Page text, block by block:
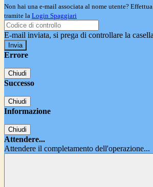
Non hai una e-mail associata al nome utente?
tramite la Login Spaggiari
E-mail inviata, si prega di controllare la
Errore
Chiudi
Successo
Chiudi
Informazione
Chiudi
Attendere...
Attendere il completamento dell'operazione...